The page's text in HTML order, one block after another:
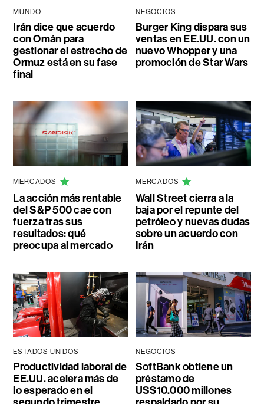
MUNDO
Irán dice que acuerdo
con Omán para
gestionar el estrecho de
Ormuz está en su fase
final
NEGOCIOS
Burger King dispara sus
ventas en EE.UU. con un
nuevo Whopper y una
promoción de Star Wars
MERCADOS
La acción más rentable
del S&P 500 cae con
fuerza tras sus
resultados: qué
preocupa al mercado
MERCADOS
Wall Street cierra a la
baja por el repunte del
petróleo y nuevas dudas
sobre un acuerdo con
Irán
ESTADOS UNIDOS
Productividad laboral de
EE.UU. acelera más de
lo esperado en el
NEGOCIOS
SoftBank obtiene un
préstamo de
US$10.000 millones